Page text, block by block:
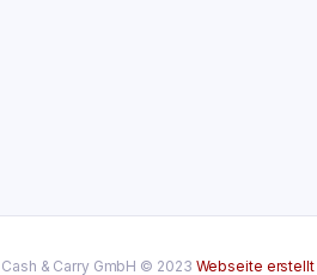
& Carry GmbH © 2023 Webseite